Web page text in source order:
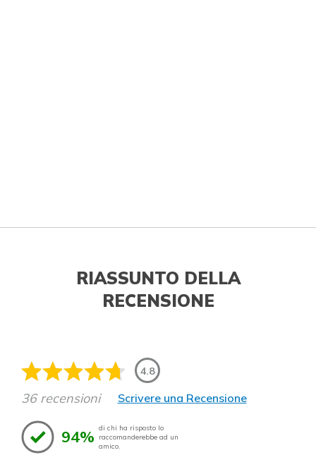
RIASSUNTO DELLA
RECENSIONE
4.8
36 recensioni Scrivere una Recensione
94% di chi ha risposto lo
raccomanderebbe ad un
amico.